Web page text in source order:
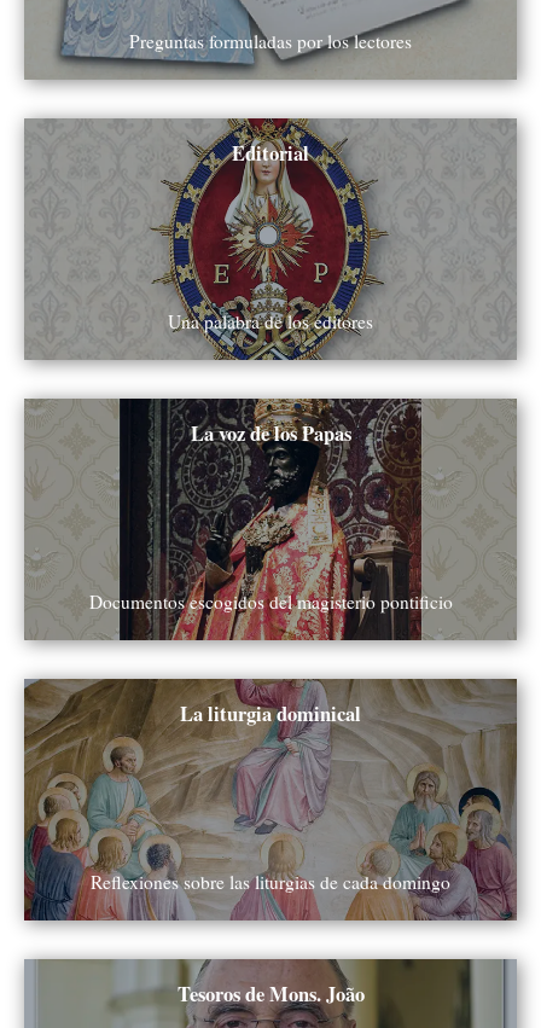
Preguntas formuladas por los lectores
Ver todos
Editorial
Una palabra de los editores
Ver todos
La voz de los Papas
Documentos escogidos del magisterio pontificio
Ver todos
La liturgia dominical
Reflexiones sobre las liturgias de cada domingo
Ver todos
Tesoros de Mons. João